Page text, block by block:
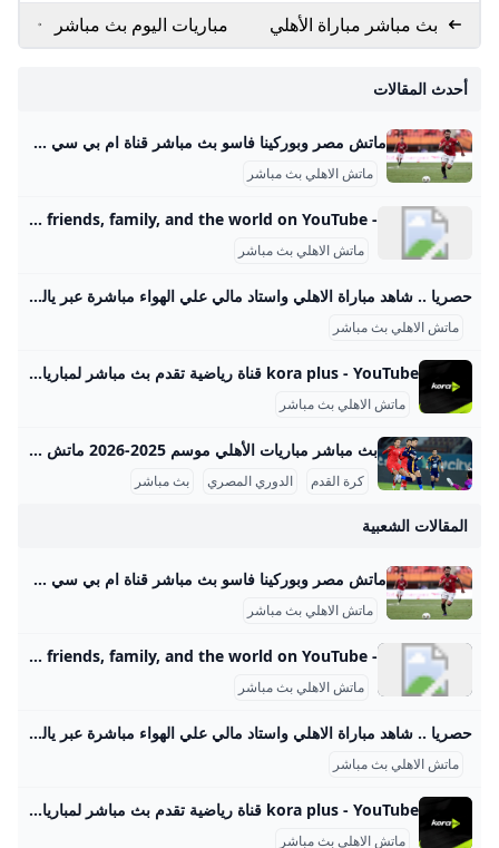
بث مباشر مباراة الأهلي
وبورتو
مباريات اليوم بث مباشر
- مشاهدة مباريات اليوم
livehd7
أحدث المقالات
ماتش مصر وبوركينا فاسو بث مباشر قناة ام بي سي مصر 2 من الممكن مشاهدة مباراة بوركينا فاسو ضد مصر بث مباشر اليوم عبر قنوات SSC السعودية وقنوات أون سبورت المصرية وقناة MBC MASR 2، وأيضًا عن طريق البث المباشر ماتش مصر وبوركينا فاسو بث مباشر قناة ام بي سي مصر 2 Published 16 ساعة agoon 2025-09-09By تركيا اليوموتقام المباراة على ملعب 4 أغسطس بالعاصمة واجادوجو، حيث يسعى الفراعنة إلى تحقيق الفوز وخطف بطاقة التأهل المباشر إلى النهائيات قبل جولتين من نهاية التصفيات، إذ سيرفع الانتصار رصيد المنتخب إلى 22 نقطة تضمن له العبور دون انتظار بقية النتائج.
ماتش الاهلي بث مباشر
- YouTube Enjoy the videos and music you love, upload original content, and share it all with friends, family, and the world on YouTube.
ماتش الاهلي بث مباشر
حصريا .. شاهد مباراة الاهلي واستاد مالي علي الهواء مباشرة عبر ياللاكورة يلاكورة اعضاء وزوار Yallakora.com الكرام، يسعد الموقع ان يبلغكم بأنه حصل بشكل حصري علي حقوق بث ونقل لقائي الاهلي والزمالك في دوري ابطال افريقيا علي الهواء مباشرة. مباريات الغد 06:11 م 14/05/2012 حصريا .. شاهد مباراة الاهلي واستاد مالي علي الهواء مباشرة عبر ياللاكورة تابعنا على كتب - فريق عمل ياللاكورة:اعضاء وزوار Yallakora.com الكرام، يسعد الموقع ان يبلغكم بأنه حصل بشكل حصري علي حقوق بث ونقل لقاء الأهلي واستاد مالي في دوري ابطال افريقيا علي الهواء مباشرة.
ماتش الاهلي بث مباشر
kora plus - YouTube قناة رياضية تقدم بث مباشر لمباريات الدوري وكأس مصر.. ومتابعة الأخبار الحصرية.. وبرامج متنوعة
ماتش الاهلي بث مباشر
بث مباشر مباريات الأهلي موسم 2025-2026 ماتش الأهلي بث مباشر هو حدث رياضي أساسي لعشاق كرة القدم في مصر والوطن العربي، حيث يحظى الفريق الجماهيري الكبير بتغطية إعلامية واهتمام واسع، خصوصًا في موسم 2025-2026 من الدوري المصري الممتاز. تتسم مباريات الأهلي هذا الموسم بالتنافسية والجدية بعد بداية متذبذبة كما يظهر من وضعيته الحالية في جدول الترتيب، حيث يسعى الفريق لاستعادة مستواه المتميز. مواعيد مباريات الأهلي تفصيليًا وفقًا لجدول مباريات الأهلي المعتمد من رابطة الأندية المصرية المحترفة، كان آخر لقاء جماهيري للأهلي في الدوري يوم 14 سبتمبر 2025 ضد إنبي على ملعب المقاولون العرب، في مباراة أقيمت ضمن الجولة السادسة.
كرة القدم الدوري المصري بث مباشر
المقالات الشعبية
ماتش مصر وبوركينا فاسو بث مباشر قناة ام بي سي مصر 2 من الممكن مشاهدة مباراة بوركينا فاسو ضد مصر بث مباشر اليوم عبر قنوات SSC السعودية وقنوات أون سبورت المصرية وقناة MBC MASR 2، وأيضًا عن طريق البث المباشر ماتش مصر وبوركينا فاسو بث مباشر قناة ام بي سي مصر 2 Published 16 ساعة agoon 2025-09-09By تركيا اليوموتقام المباراة على ملعب 4 أغسطس بالعاصمة واجادوجو، حيث يسعى الفراعنة إلى تحقيق الفوز وخطف بطاقة التأهل المباشر إلى النهائيات قبل جولتين من نهاية التصفيات، إذ سيرفع الانتصار رصيد المنتخب إلى 22 نقطة تضمن له العبور دون انتظار بقية النتائج.
ماتش الاهلي بث مباشر
- YouTube Enjoy the videos and music you love, upload original content, and share it all with friends, family, and the world on YouTube.
ماتش الاهلي بث مباشر
حصريا .. شاهد مباراة الاهلي واستاد مالي علي الهواء مباشرة عبر ياللاكورة يلاكورة اعضاء وزوار Yallakora.com الكرام، يسعد الموقع ان يبلغكم بأنه حصل بشكل حصري علي حقوق بث ونقل لقائي الاهلي والزمالك في دوري ابطال افريقيا علي الهواء مباشرة. مباريات الغد 06:11 م 14/05/2012 حصريا .. شاهد مباراة الاهلي واستاد مالي علي الهواء مباشرة عبر ياللاكورة تابعنا على كتب - فريق عمل ياللاكورة:اعضاء وزوار Yallakora.com الكرام، يسعد الموقع ان يبلغكم بأنه حصل بشكل حصري علي حقوق بث ونقل لقاء الأهلي واستاد مالي في دوري ابطال افريقيا علي الهواء مباشرة.
ماتش الاهلي بث مباشر
kora plus - YouTube قناة رياضية تقدم بث مباشر لمباريات الدوري وكأس مصر.. ومتابعة الأخبار الحصرية.. وبرامج متنوعة
ماتش الاهلي بث مباشر